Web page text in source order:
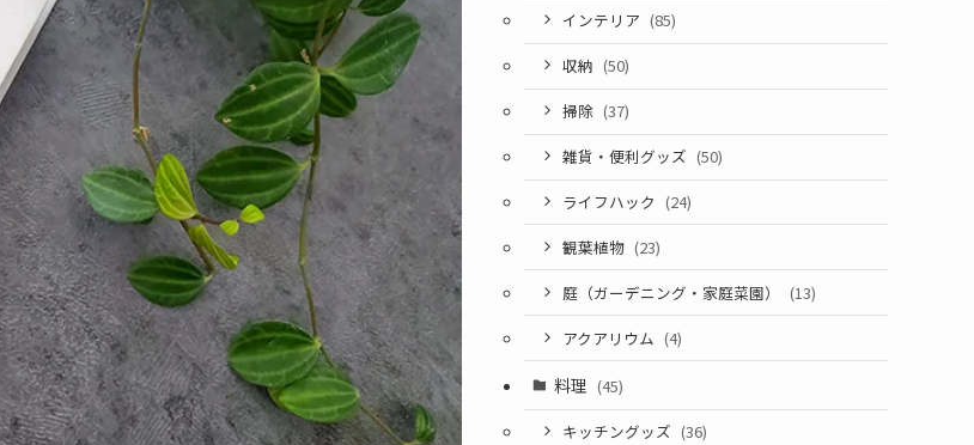
インテリア (85)
収納 (50)
掃除 (37)
雑貨・便利グッズ (50)
ライフハック (24)
観葉植物 (23)
庭（ガーデニング・家庭菜園）
(13)
アクアリウム (4)
料理 (45)
キッチングッズ (36)